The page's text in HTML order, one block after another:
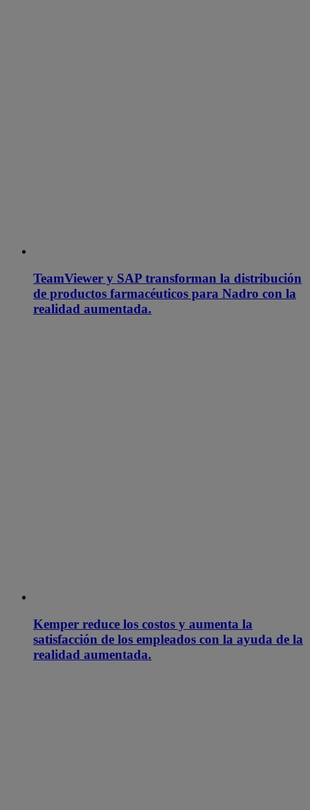
TeamViewer y SAP transforman la distribución
de productos farmacéuticos para Nadro con la
realidad aumentada.
Kemper reduce los costos y aumenta la
satisfacción de los empleados con la ayuda de la
realidad aumentada.